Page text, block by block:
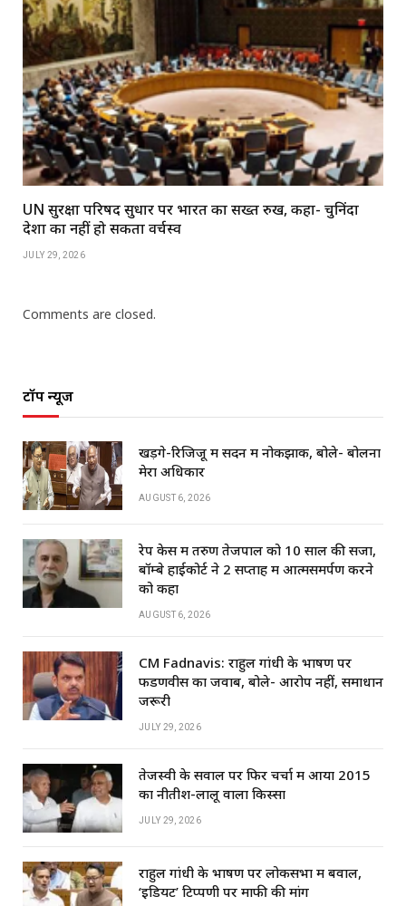
UN सुरक्षा परिषद सुधार पर भारत का सख्त रुख, कहा- चुनिंदा
देशों का नहीं हो सकता वर्चस्व
JULY 29, 2026
Comments are closed.
टॉप न्यूज
खड़गे-रिजिजू में सदन में नोकझोंक, बोले- बोलना
मेरा अधिकार
AUGUST 6, 2026
रेप केस में तरुण तेजपाल को 10 साल की सजा,
बॉम्बे हाईकोर्ट ने 2 सप्ताह में आत्मसमर्पण करने
को कहा
AUGUST 6, 2026
CM Fadnavis: राहुल गांधी के भाषण पर
फडणवीस का जवाब, बोले- आरोप नहीं, समाधान
जरूरी
JULY 29, 2026
तेजस्वी के सवाल पर फिर चर्चा में आया 2015
का नीतीश-लालू वाला किस्सा
JULY 29, 2026
राहुल गांधी के भाषण पर लोकसभा में बवाल,
‘इडियट’ टिप्पणी पर माफी की मांग